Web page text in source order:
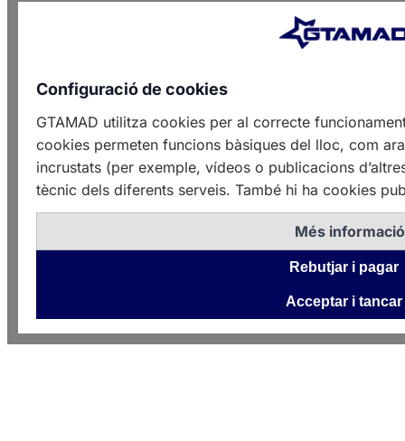
Configuració de cookies
GTAMAD utilitza cookies per al correcte
cookies permeten funcions bàsiques del lloc, com
incrustats (per exemple, vídeos o publicacions
tècnic dels diferents serveis. També hi ha cookies
Més
Rebutjar i pagar
Acceptar i tancar